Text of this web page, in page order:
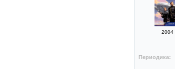
2004
Периодика: